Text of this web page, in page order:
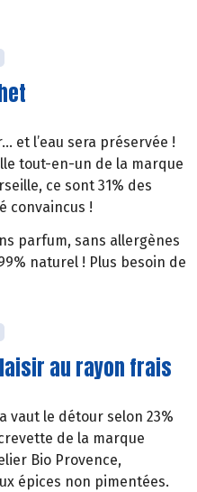
et l’eau sera préservée !
tout-en-un de la marque
ce sont 31% des
convaincus !
parfum, sans allergènes
naturel ! Plus besoin de
au rayon frais
vaut le détour selon 23%
de la marque
Bio Provence,
épices non pimentées.